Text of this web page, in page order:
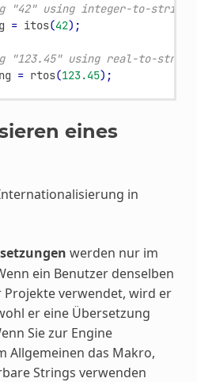
"42" using integer-to-string
= itos(42);
"123.45" using real-to-string
= rtos(123.45);
eines
in
werden nur im
ein Benutzer denselben
Projekte verwendet, wird er
er eine Übersetzung
Sie zur Engine
Allgemeinen das Makro,
Strings verwenden